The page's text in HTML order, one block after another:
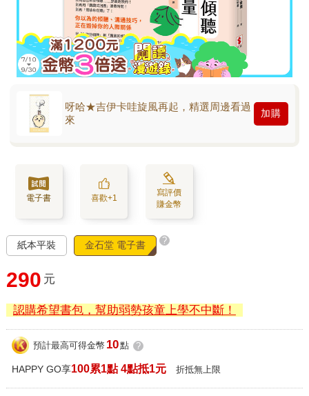
呀哈★吉伊卡哇旋風再起，精選周邊看過
來
加購
電子書 喜歡+1
寫評價
賺金幣
紙本平裝 金石堂 電子書 ?
290 元
認購希望書包，幫助弱勢孩童上學不中斷！
預計最高可得金幣 10點 ?
HAPPY GO享100累1點 4點抵1元 折抵無上限